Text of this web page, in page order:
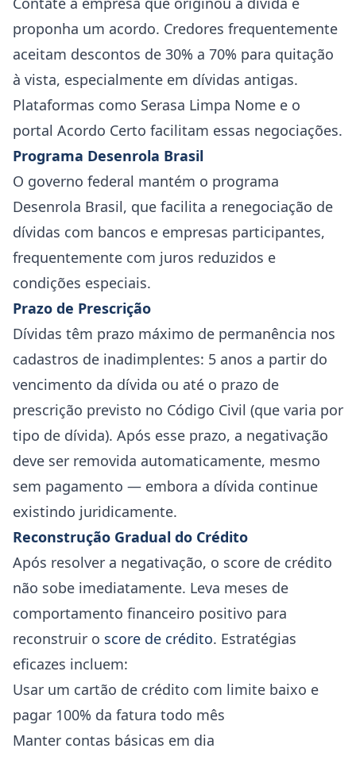
proponha um acordo. Credores frequentemente
aceitam descontos de 30% a 70% para quitação
à vista, especialmente em dívidas antigas.
Plataformas como Serasa Limpa Nome e o
portal Acordo Certo facilitam essas negociações.
Programa Desenrola Brasil
O governo federal mantém o programa
Desenrola Brasil, que facilita a renegociação de
dívidas com bancos e empresas participantes,
frequentemente com juros reduzidos e
condições especiais.
Prazo de Prescrição
Dívidas têm prazo máximo de permanência nos
cadastros de inadimplentes: 5 anos a partir do
vencimento da dívida ou até o prazo de
prescrição previsto no Código Civil (que varia por
tipo de dívida). Após esse prazo, a negativação
deve ser removida automaticamente, mesmo
sem pagamento — embora a dívida continue
existindo juridicamente.
Reconstrução Gradual do Crédito
Após resolver a negativação, o score de crédito
não sobe imediatamente. Leva meses de
comportamento financeiro positivo para
reconstruir o score de crédito. Estratégias
eficazes incluem:
Usar um cartão de crédito com limite baixo e
pagar 100% da fatura todo mês
Manter contas básicas em dia